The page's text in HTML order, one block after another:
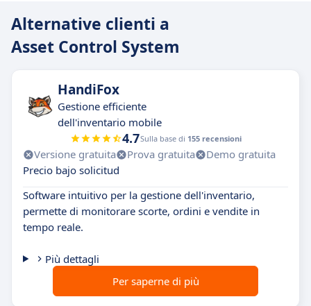
Alternative clienti a
Asset Control System
HandiFox
Gestione efficiente
dell'inventario mobile
4.7Sulla base di 155 recensioni
Versione gratuita Prova gratuita
Demo gratuita
Precio bajo solicitud
Software intuitivo per la gestione dell'inventario,
permette di monitorare scorte, ordini e vendite in
tempo reale.
Più dettagli
Per saperne di più